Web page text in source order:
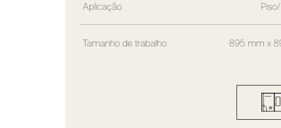
Aplicação
Tamanho de trabalho 895 mm x